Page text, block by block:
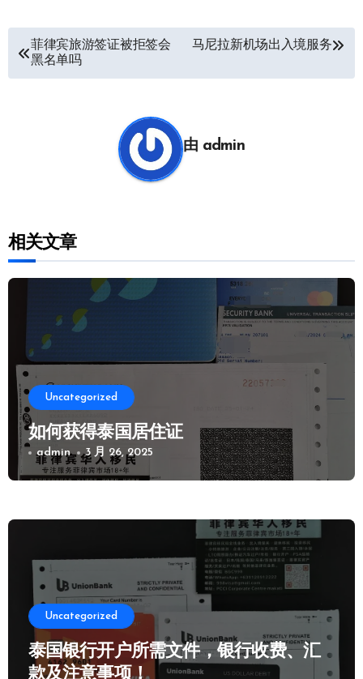
菲律宾旅游签证被拒签会
黑名单吗
马尼拉新机场出入境服务
由 admin
相关文章
Uncategorized
如何获得泰国居住证
admin 3 月 26, 2025
Uncategorized
泰国银行开户所需文件，银行收费、汇
款及注意事项！